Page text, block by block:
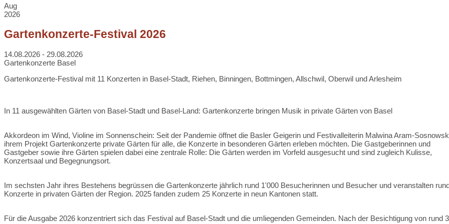
Aug
2026
Gartenkonzerte-Festival 2026
14.08.2026 - 29.08.2026
Gartenkonzerte Basel
Gartenkonzerte-Festival mit 11 Konzerten in Basel-Stadt, Riehen, Binningen, Bottmingen, Allschwil, Oberwil und Arlesheim
In 11 ausgewählten Gärten von Basel-Stadt und Basel-Land: Gartenkonzerte bringen Musik in private Gärten von Basel
Akkordeon im Wind, Violine im Sonnenschein: Seit der Pandemie öffnet die Basler Geigerin und Festivalleiterin Malwina Aram-
ihrem Projekt Gartenkonzerte private Gärten für alle, die Konzerte in besonderen Gärten erleben möchten. Die Gastgeberinnen und
Gastgeber sowie ihre Gärten spielen dabei eine zentrale Rolle: Die Gärten werden im Vorfeld ausgesucht und sind zugleich Kulisse,
Konzertsaal und Begegnungsort.
Im sechsten Jahr ihres Bestehens begrüssen die Gartenkonzerte jährlich rund 1'000 Besucherinnen und Besucher und veranstalten
Konzerte in privaten Gärten der Region. 2025 fanden zudem 25 Konzerte in neun Kantonen statt.
Für die Ausgabe 2026 konzentriert sich das Festival auf Basel-Stadt und die umliegenden Gemeinden. Nach der Besichtigung von rund